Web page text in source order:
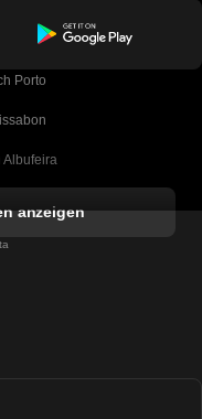
Porto
Albufeira
Lagos
Madrid
anzeigen